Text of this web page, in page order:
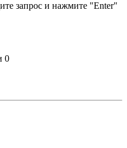
запрос и нажмите "Enter"
0